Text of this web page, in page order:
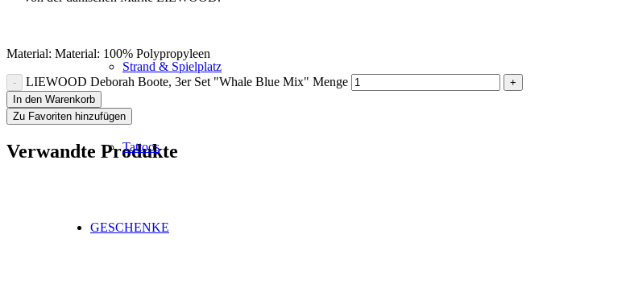
Strand & Spielplatz
Tattoos
GESCHENKE
Material: Material: 100% Polypropyleen
LIEWOOD Deborah Boote, 3er Set "Whale Blue Mix" Menge
In den Warenkorb
Zu Favoriten hinzufügen
Verwandte Produkte